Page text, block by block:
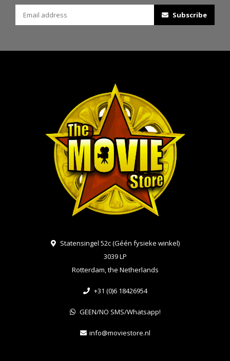
Subscribe
Statensingel 52c (Géén fysieke winkel)
3039 LP
Rotterdam, the Netherlands
+31 (0)6 18426954
GEEN/NO SMS/Whatsapp!
info@moviestore.nl